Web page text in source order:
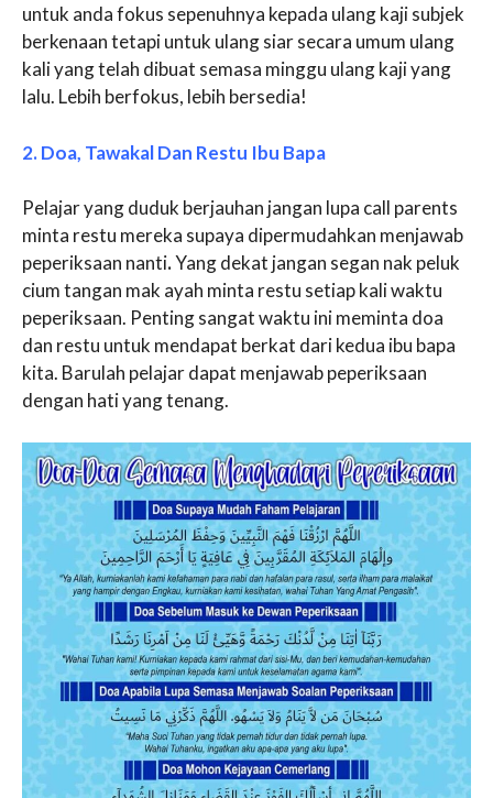
untuk anda fokus sepenuhnya kepada ulang kaji subjek
berkenaan tetapi untuk ulang siar secara umum ulang
kali yang telah dibuat semasa minggu ulang kaji yang
lalu. Lebih berfokus, lebih bersedia!
2. Doa, Tawakal Dan Restu Ibu Bapa
Pelajar yang duduk berjauhan jangan lupa call parents
minta restu mereka supaya dipermudahkan menjawab
peperiksaan nanti.Yang dekat jangan segan nak peluk
cium tangan mak ayah minta restu setiap kali waktu
peperiksaan. Penting sangat waktu ini meminta doa
dan restu untuk mendapat berkat dari kedua ibu bapa
kita. Barulah pelajar dapat menjawab peperiksaan
dengan hati yang tenang.